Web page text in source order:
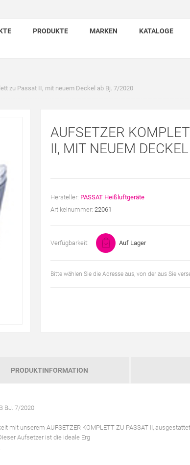
PRODUKTE MARKEN KATALOGE
zu Passat II, mit neuem Deckel ab Bj. 7/2020
AUFSETZER
II, MIT NEUEM
Hersteller: PASSAT Heißluftgeräte
Artikelnummer: 22061
Verfügbarkeit: Auf Lager
Bitte wählen Sie die Adresse aus, von der aus Sie
PRODUKTINFORMATION
BJ. 7/2020
mit unserem AUFSETZER KOMPLETT ZU PASSAT II,
Aufsetzer ist die ideale Erg